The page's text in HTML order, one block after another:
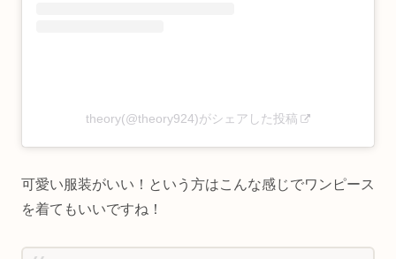
theory(@theory924)がシェアした投稿
可愛い服装がいい！という方はこんな感じでワンピース
を着てもいいですね！